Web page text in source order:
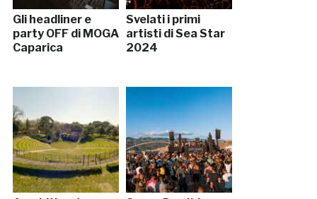
Gli headliner e
party OFF di MOGA
Caparica
Svelati i primi
artisti di Sea Star
2024